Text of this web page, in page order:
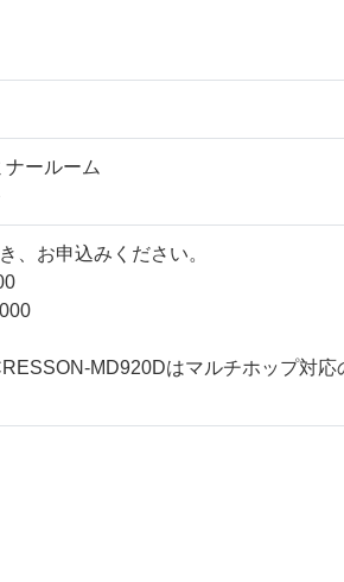
ールーム
、お申込みください。
MD920Dはマルチホップ対